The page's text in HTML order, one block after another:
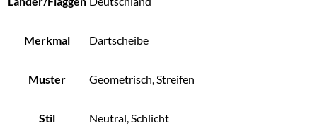
Merkmal Dartscheibe
Muster Geometrisch, Streifen
Stil Neutral, Schlicht